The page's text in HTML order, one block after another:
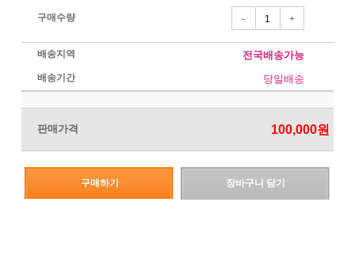
구매수량 - +
배송지역 전국배송가능
배송기간 당일배송
판매가격 100,000원
구매하기 장바구니 담기